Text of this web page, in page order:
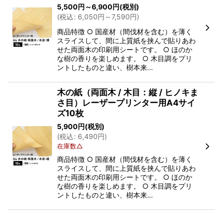
5,500円 ～6,900円(税別)
(税込: 6,050円 ～7,590円)
商品特徴 ○ 国産材（間伐材を含む）を薄く
スライスして、間に上質紙を挟んで貼りあわ
せた両面木の印刷用シートです。 ○ ほのか
な樹の香りを楽しめます。 ○ 木目調をプリ
ントしたものと違い、樹本来…
木の紙（両面木 / 木目：縦 / ヒノキま
さ目）レーザープリンター用A4サイ
ズ10枚
5,900円(税別)
(税込: 6,490円)
在庫数△
商品特徴 ○ 国産材（間伐材を含む）を薄く
スライスして、間に上質紙を挟んで貼りあわ
せた両面木の印刷用シートです。 ○ ほのか
な樹の香りを楽しめます。 ○ 木目調をプリ
ントしたものと違い、樹本来…